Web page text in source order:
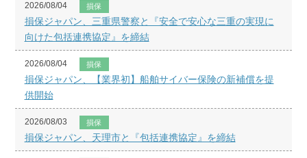
2026/08/04 損保
損保ジャパン、三重県警察と『安全で安心な三重の実現に
向けた包括連携協定』を締結
2026/08/04 損保
損保ジャパン、【業界初】船舶サイバー保険の新補償を提
供開始
2026/08/03 損保
損保ジャパン、天理市と『包括連携協定』を締結